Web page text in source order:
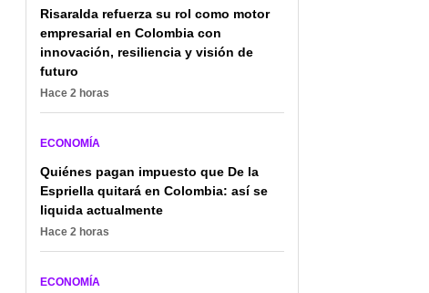
Risaralda refuerza su rol como motor
empresarial en Colombia con
innovación, resiliencia y visión de
futuro
Hace 2 horas
ECONOMÍA
Quiénes pagan impuesto que De la
Espriella quitará en Colombia: así se
liquida actualmente
Hace 2 horas
ECONOMÍA